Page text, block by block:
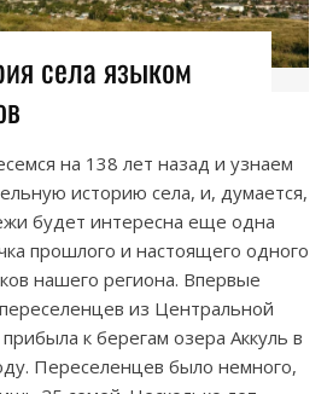
села языком
на 138 лет назад и узнаем
историю села, и, думается,
будет интересна еще одна
прошлого и настоящего одного
нашего региона. Впервые
из Центральной
к берегам озера Аккуль в
Переселенцев было немного,